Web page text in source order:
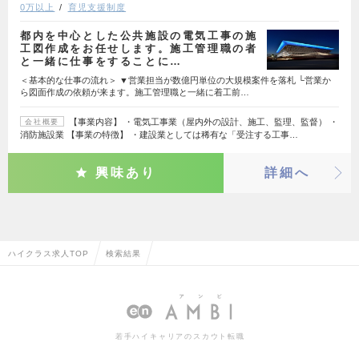
0万以上
育児支援制度
都内を中心とした公共施設の電気工事の施
工図作成をお任せします。施工管理職の者
と一緒に仕事をすることに…
＜基本的な仕事の流れ＞ ▼営業担当が数億円単位の大規模案件を落札 └営業か
ら図面作成の依頼が来ます。施工管理職と一緒に着工前…
会社概要
【事業内容】 ・電気工事業（屋内外の設計、施工、監理、監督） ・
消防施設業 【事業の特徴】 ・建設業としては稀有な「受注する工事…
興味あり 詳細へ
ハイクラス求人TOP 検索結果
若手ハイキャリアのスカウト転職